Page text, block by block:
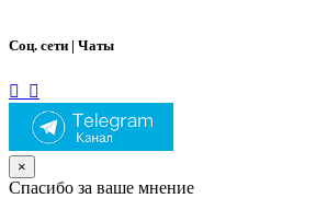
Соц. сети | Чаты
×
Спасибо за ваше мнение